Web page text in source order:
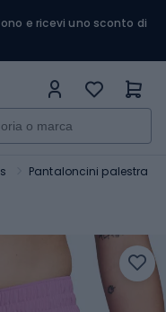
e ricevi uno sconto di
Pantaloncini palestra